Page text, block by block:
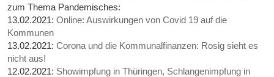
zum Thema Pandemisches:
13.02.2021:Online: Auswirkungen von Covid 19 auf die
Kommunen
13.02.2021:Corona und die Kommunalfinanzen: Rosig sieht es
nicht aus!
12.02.2021: Showimpfung in Thüringen, Schlangenimpfung in